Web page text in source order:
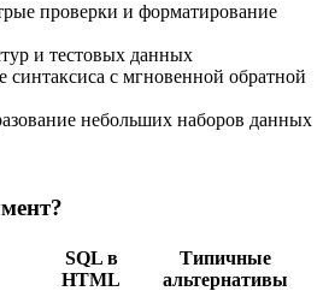
проверки и форматирование
и тестовых данных
синтаксиса с мгновенной обратной
небольших наборов данных
SQL в
HTML
Типичные
альтернативы